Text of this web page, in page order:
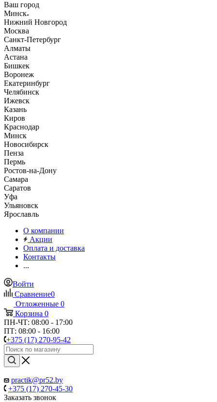
Ваш город
Минск
Нижний Новгород
Москва
Санкт-Петербург
Алматы
Астана
Бишкек
Воронеж
Екатеринбург
Челябинск
Ижевск
Казань
Киров
Краснодар
Минск
Новосибирск
Пенза
Пермь
Ростов-на-Дону
Самара
Саратов
Уфа
Ульяновск
Ярославль
О компании
Акции
Оплата и доставка
Контакты
...
Войти
Сравнение0
Отложенные 0
Корзина 0
ПН-ЧТ: 08:00 - 17:00
ПТ: 08:00 - 16:00
+375 (17) 270-95-42
practik@pr52.by
+375 (17) 270-45-30
Заказать звонок